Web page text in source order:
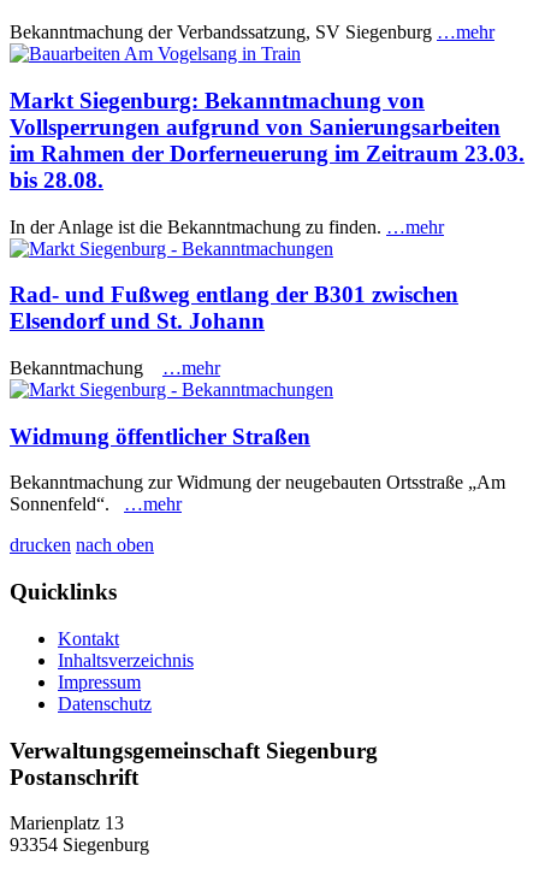
Bekanntmachung der Verbandssatzung, SV Siegenburg …mehr
Markt Siegenburg: Bekanntmachung von
Vollsperrungen aufgrund von Sanierungsarbeiten
im Rahmen der Dorferneuerung im Zeitraum 23.03.
bis 28.08.
In der Anlage ist die Bekanntmachung zu finden. …mehr
Rad- und Fußweg entlang der B301 zwischen
Elsendorf und St. Johann
Bekanntmachung …mehr
Widmung öffentlicher Straßen
Bekanntmachung zur Widmung der neugebauten Ortsstraße „Am
Sonnenfeld“. …mehr
drucken nach oben
Quicklinks
Kontakt
Inhaltsverzeichnis
Impressum
Datenschutz
Verwaltungsgemeinschaft Siegenburg
Postanschrift
Marienplatz 13
93354 Siegenburg